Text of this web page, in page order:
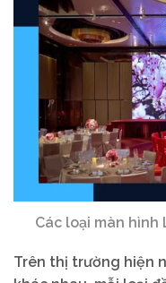
Các loại màn hình
Trên thị trường hiện